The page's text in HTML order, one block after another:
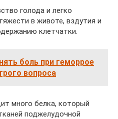
голода и легко
в животе, вздутия и
клетчатки.
боль при геморрое
вопроса
много белка, который
поджелудочной